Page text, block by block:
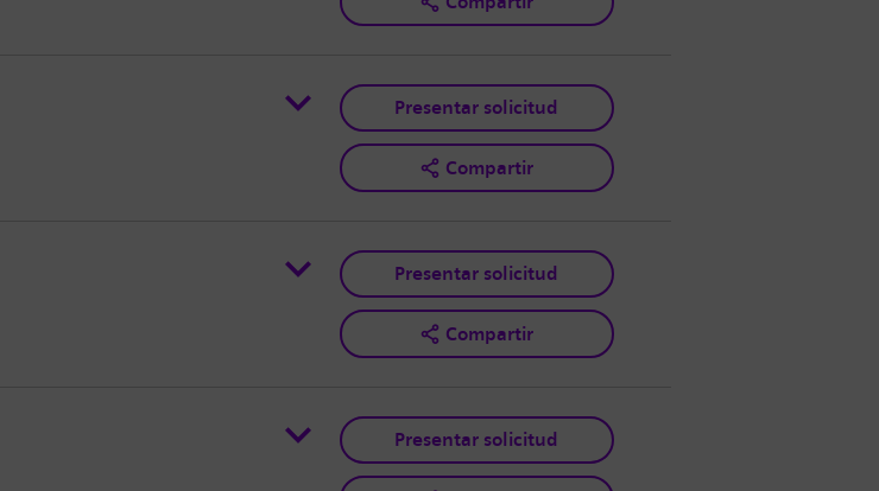
Presentar solicitud
Compartir
Presentar solicitud
Compartir
Presentar solicitud